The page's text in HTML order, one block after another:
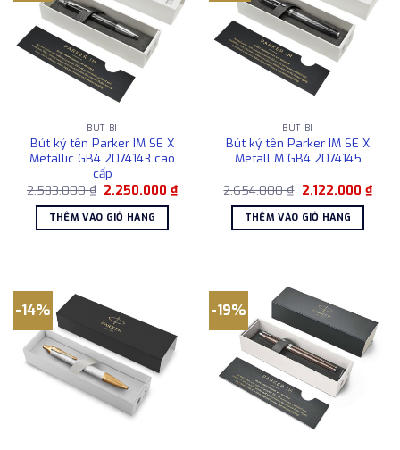
BÚT BI
Bút ký tên Parker IM SE X
Metallic GB4 2074143 cao
cấp
2.583.000₫ Giá
là:
2.583.000 ₫.
2.250.000₫Giá
hiện
2.250.000 ₫.
THÊM VÀO GIỎ HÀNG
BÚT BI
Bút ký tên Parker IM SE X
Metall M GB4 2074145
2.654.000₫ Giá
là:
2.654.000 ₫.
2.122.000 ₫Giá
hiện
THÊM VÀO GIỎ HÀNG
-14% -19%